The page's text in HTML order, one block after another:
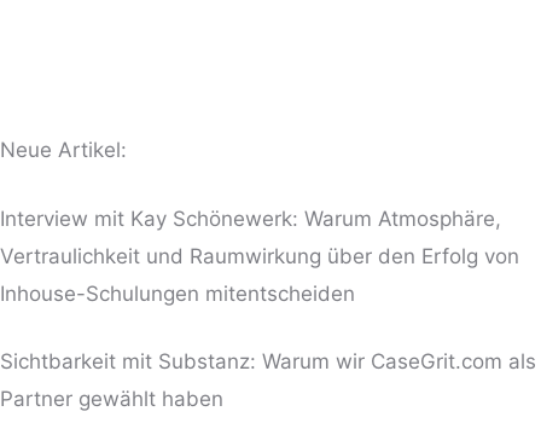
Neue Artikel:
Interview mit Kay Schönewerk: Warum Atmosphäre,
Vertraulichkeit und Raumwirkung über den Erfolg von
Inhouse-Schulungen mitentscheiden
Sichtbarkeit mit Substanz: Warum wir CaseGrit.com als
Partner gewählt haben